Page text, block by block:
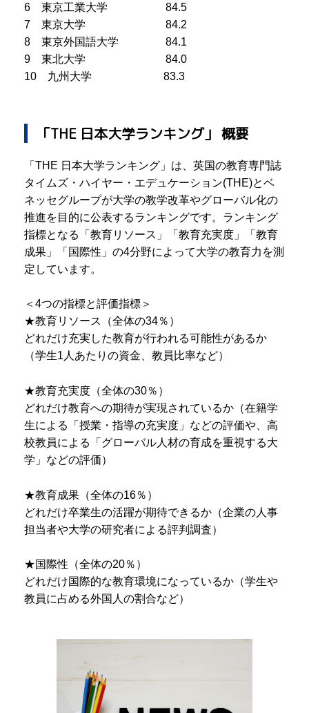
6 東京工業大学 84.5
7 東京大学 84.2
8 東京外国語大学 84.1
9 東北大学 84.0
10 九州大学 83.3
「THE 日本大学ランキング」 概要
「THE 日本大学ランキング」は、英国の教育専門誌
タイムズ・ハイヤー・エデュケーション(THE)とベ
ネッセグループが大学の教学改革やグローバル化の
推進を目的に公表するランキングです。ランキング
指標となる「教育リソース」「教育充実度」「教育
成果」「国際性」の4分野によって大学の教育力を測
定しています。
＜4つの指標と評価指標＞
★教育リソース（全体の34％）
どれだけ充実した教育が行われる可能性があるか
（学生1人あたりの資金、教員比率など）
★教育充実度（全体の30％）
どれだけ教育への期待が実現されているか（在籍学
生による「授業・指導の充実度」などの評価や、高
校教員による「グローバル人材の育成を重視する大
学」などの評価）
★教育成果（全体の16％）
どれだけ卒業生の活躍が期待できるか（企業の人事
担当者や大学の研究者による評判調査）
★国際性（全体の20％）
どれだけ国際的な教育環境になっているか（学生や
教員に占める外国人の割合など）